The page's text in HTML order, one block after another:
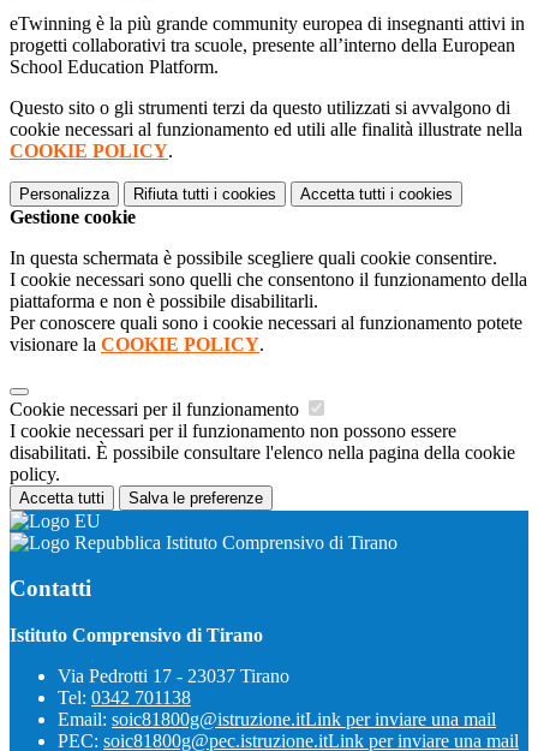
eTwinning è la più grande community europea di insegnanti attivi in
progetti collaborativi tra scuole, presente all’interno della European
School Education Platform.
Questo sito o gli strumenti terzi da questo utilizzati si avvalgono di
cookie necessari al funzionamento ed utili alle finalità illustrate nella
COOKIE POLICY.
Personalizza Rifiuta tutti i cookies Accetta tutti i cookies
Gestione cookie
In questa schermata è possibile scegliere quali cookie consentire.
I cookie necessari sono quelli che consentono il funzionamento della
piattaforma e non è possibile disabilitarli.
Per conoscere quali sono i cookie necessari al funzionamento potete
visionare la COOKIE POLICY.
Cookie necessari per il funzionamento
I cookie necessari per il funzionamento non possono essere
disabilitati. È possibile consultare l'elenco nella pagina della cookie
policy.
Accetta tutti Salva le preferenze
Istituto Comprensivo di Tirano
Contatti
Istituto Comprensivo di Tirano
Via Pedrotti 17 - 23037 Tirano
Tel: 0342 701138
Email: soic81800g@istruzione.itLink per inviare una mail
PEC: soic81800g@pec.istruzione.itLink per inviare una mail